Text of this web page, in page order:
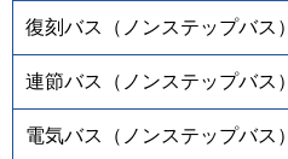
復刻バス（ノンステップバス）
連節バス（ノンステップバス）
電気バス（ノンステップバス）